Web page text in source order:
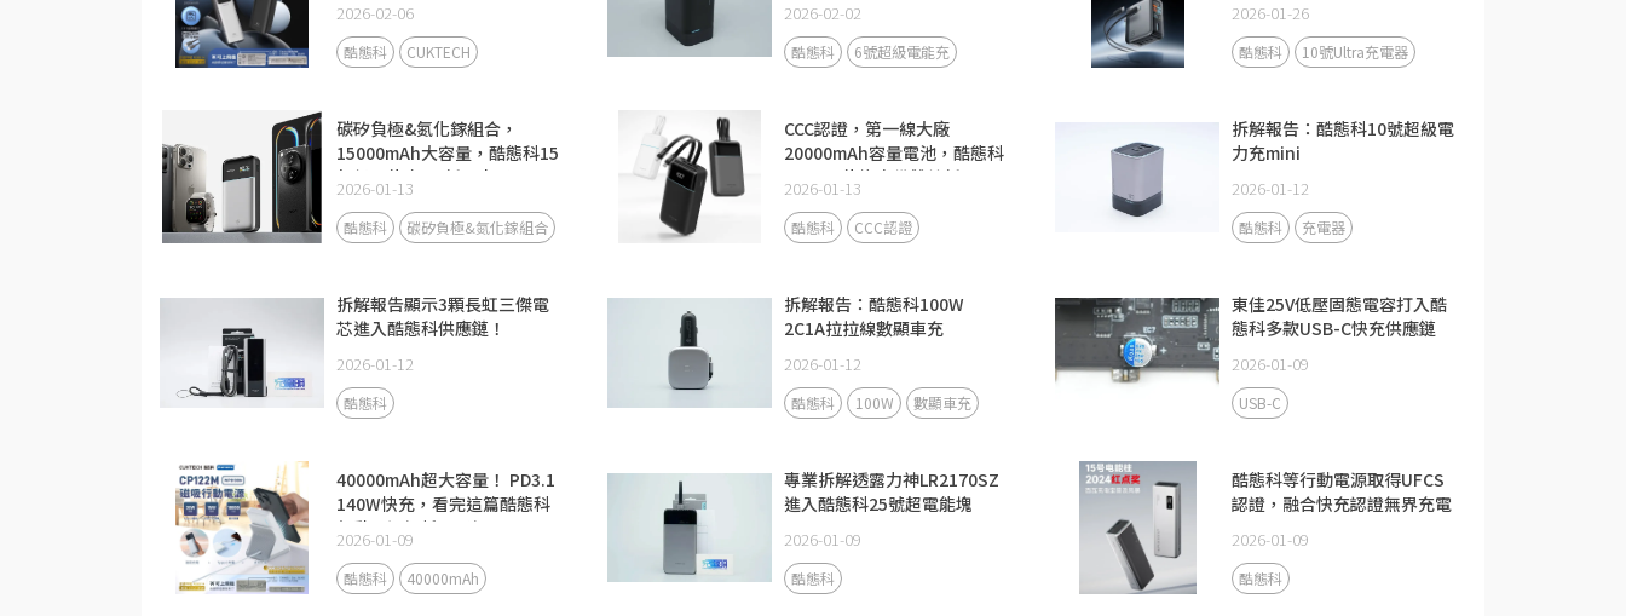
2026-02-06
酷態科 CUKTECH
2026-02-02
酷態科 6號超級電能充
2026-01-26
酷態科 10號Ultra充電器
碳矽負極&氮化鎵組合，
15000mAh大容量，酷態科15
超級電能卡Air新品來了！
2026-01-13
酷態科 碳矽負極&氮化鎵組合
CCC認證，第一線大廠
20000mAh容量電池，酷態科
CP24電能塊自備雙線新品
2026-01-13
酷態科 CCC認證
拆解報告：酷態科10號超級電
力充mini
2026-01-12
酷態科 充電器
拆解報告顯示3顆長虹三傑電
芯進入酷態科供應鏈！
2026-01-12
酷態科
拆解報告：酷態科100W
2C1A拉拉線數顯車充
2026-01-12
酷態科 100W 數顯車充
東佳25V低壓固態電容打入酷
態科多款USB-C快充供應鏈
2026-01-09
USB-C
40000mAh超大容量！ PD3.1
140W快充，看完這篇酷態科
行動電源解析更了解
2026-01-09
酷態科 40000mAh
專業拆解透露力神LR2170SZ
進入酷態科25號超電能塊
2026-01-09
酷態科
酷態科等行動電源取得UFCS
認證，融合快充認證無界充電
2026-01-09
酷態科